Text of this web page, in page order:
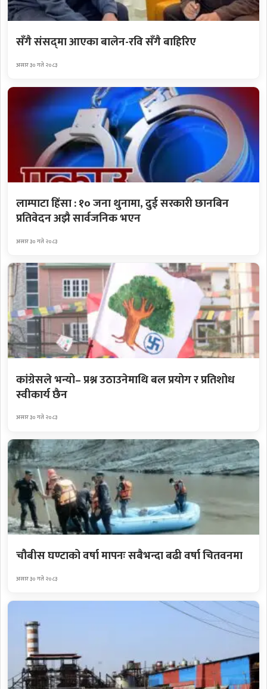
सँगै संसद्‌मा आएका बालेन-रवि सँगै बाहिरिए
असार ३० गते २०८३
लाम्पाटा हिंसा : १० जना थुनामा, दुई सरकारी छानबिन
प्रतिवेदन अझै सार्वजनिक भएन
असार ३० गते २०८३
कांग्रेसले भन्यो– प्रश्न उठाउनेमाथि बल प्रयोग र प्रतिशोध
स्वीकार्य छैन
असार ३० गते २०८३
चौबीस घण्टाको वर्षा मापनः सबैभन्दा बढी वर्षा चितवनमा
असार ३० गते २०८३